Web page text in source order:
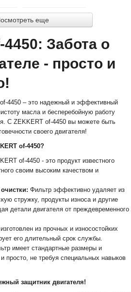
еще
Забота о
- просто и
4450 – это надежный и эффективный
масла и бесперебойную работу
С ZEKKERT of-4450 вы можете быть
своего двигателя!
of-4450?
of-4450 - это продукт известного
своим высоким качеством и
Фильтр эффективно удаляет из
стружку, продукты износа и другие
детали двигателя от преждевременного
из прочных и износостойких
его длительный срок службы.
имеет стандартные размеры и
просто, не требуя специальных навыков
защитник двигателя!